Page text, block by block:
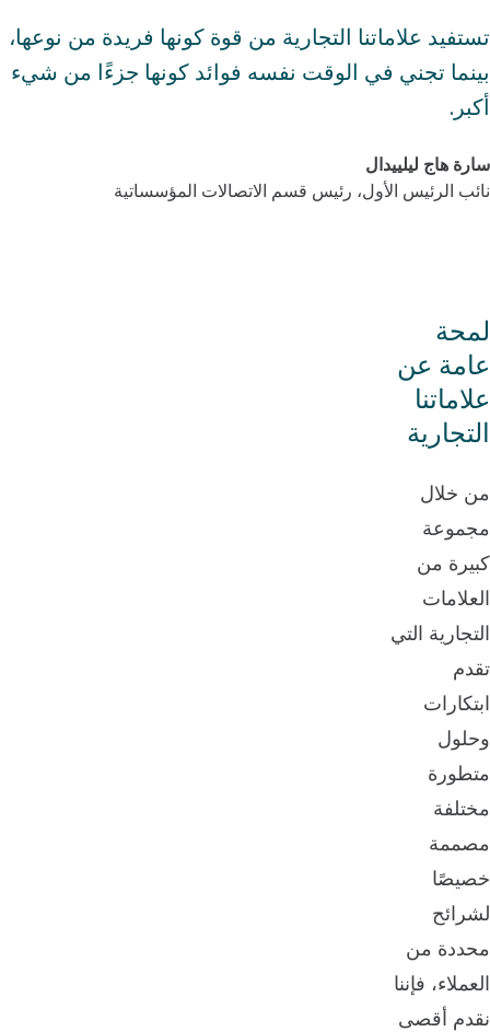
تستفيد علاماتنا التجارية من قوة كونها فريدة من نوعها،
بينما تجني في الوقت نفسه فوائد كونها جزءًا من شيء
أكبر.
سارة هاج ليلييدال
نائب الرئيس الأول، رئيس قسم الاتصالات المؤسساتية
لمحة
عامة عن
علاماتنا
التجارية
من خلال
مجموعة
كبيرة من
العلامات
التجارية التي
تقدم
ابتكارات
وحلول
متطورة
مختلفة
مصممة
خصيصًا
لشرائح
محددة من
العملاء، فإننا
نقدم أقصى